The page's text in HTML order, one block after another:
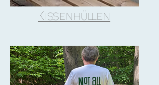
Kissenhüllen